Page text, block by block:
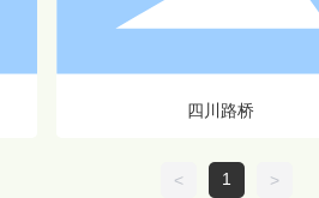
四川路桥
< 1 >